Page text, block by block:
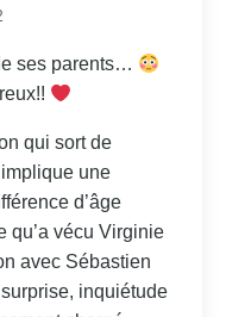
ses parents…
qui sort de
implique une
d’âge
qu’a vécu Virginie
avec Sébastien
inquiétude